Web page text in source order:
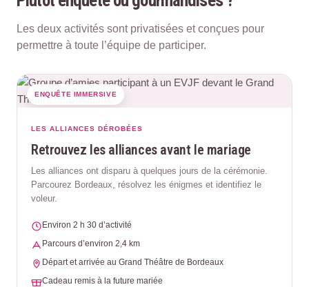
Les deux activités sont privatisées et conçues pour
permettre à toute l’équipe de participer.
ENQUÊTE IMMERSIVE
LES ALLIANCES DÉROBÉES
Retrouvez les alliances avant le mariage
Les alliances ont disparu à quelques jours de la cérémonie.
Parcourez Bordeaux, résolvez les énigmes et identifiez le
voleur.
Environ 2 h 30 d’activité
Parcours d’environ 2,4 km
Départ et arrivée au Grand Théâtre de Bordeaux
Cadeau remis à la future mariée